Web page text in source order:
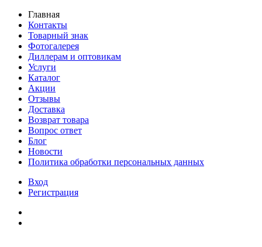
Главная
Контакты
Товарный знак
Фотогалерея
Диллерам и оптовикам
Услуги
Каталог
Акции
Отзывы
Доставка
Возврат товара
Вопрос ответ
Блог
Новости
Политика обработки персональных данных
Вход
Регистрация